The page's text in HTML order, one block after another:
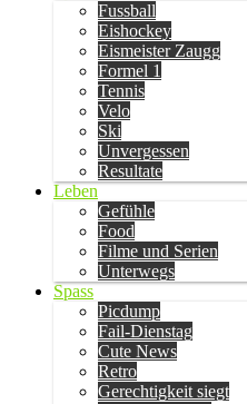
Fussball
Eishockey
Eismeister Zaugg
Formel 1
Tennis
Velo
Ski
Unvergessen
Resultate
Leben
Gefühle
Food
Filme und Serien
Unterwegs
Spass
Picdump
Fail-Dienstag
Cute News
Retro
Gerechtigkeit siegt